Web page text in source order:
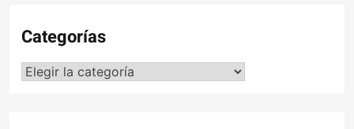
Categorías
Categorías